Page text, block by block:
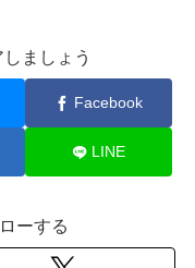
ましょう
Facebook
LINE
ーする